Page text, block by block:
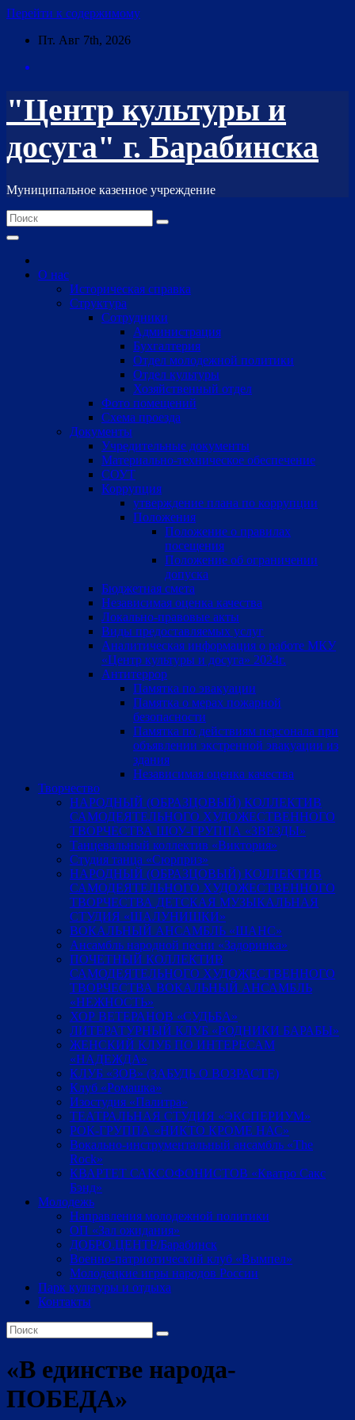
Перейти к содержимому
Пт. Авг 7th, 2026
"Центр культуры и
досуга" г. Барабинска
Муниципальное казенное учреждение
О нас
Историческая справка
Структура
Сотрудники
Администрация
Бухгалтерия
Отдел молодежной политики
Отдел культуры
Хозяйственный отдел
Фото помещений
Схема проезда
Документы
Учредительные документы
Материально-техническое обеспечение
СОУТ
Коррупция
утверждение плана по коррупции
Положения
Положение о правилах
посещения
Положение об ограничении
допуска
Бюджетная смета
Независимая оценка качества
Локально-правовые акты
Виды предоставляемых услуг
Аналитическая информация о работе МКУ
«Центр культуры и досуга» 2024г.
Антитеррор
Памятка по эвакуации
Памятка о мерах пожарной
безопасности
Памятка по действиям персонала при
объявлении экстренной эвакуации из
здания
Независимая оценка качества
Творчество
НАРОДНЫЙ (ОБРАЗЦОВЫЙ) КОЛЛЕКТИВ
САМОДЕЯТЕЛЬНОГО ХУДОЖЕСТВЕННОГО
ТВОРЧЕСТВА ШОУ-ГРУППА «ЗВЕЗДЫ»
Танцевальный коллектив «Виктория»
Студия танца «Сюрприз»
НАРОДНЫЙ (ОБРАЗЦОВЫЙ) КОЛЛЕКТИВ
САМОДЕЯТЕЛЬНОГО ХУДОЖЕСТВЕННОГО
ТВОРЧЕСТВА ДЕТСКАЯ МУЗЫКАЛЬНАЯ
СТУДИЯ «ШАЛУНИШКИ»
ВОКАЛЬНЫЙ АНСАМБЛЬ «ШАНС»
Ансамбль народной песни «Задоринка»
ПОЧЕТНЫЙ КОЛЛЕКТИВ
САМОДЕЯТЕЛЬНОГО ХУДОЖЕСТВЕННОГО
ТВОРЧЕСТВА ВОКАЛЬНЫЙ АНСАМБЛЬ
«НЕЖНОСТЬ»
ХОР ВЕТЕРАНОВ «СУДЬБА»
ЛИТЕРАТУРНЫЙ КЛУБ «РОДНИКИ БАРАБЫ»
ЖЕНСКИЙ КЛУБ ПО ИНТЕРЕСАМ
«НАДЕЖДА»
КЛУБ «ЗОВ» (ЗАБУДЬ О ВОЗРАСТЕ)
Клуб «Ромашка»
Изостудия «Палитра»
ТЕАТРАЛЬНАЯ СТУДИЯ «ЭКСПЕРИУМ»
РОК-ГРУППА «НИКТО КРОМЕ НАС»
Вокально-инструментальный ансамбль «The
Rock»
КВАРТЕТ САКСОФОНИСТОВ «Кватро Сакс
Бэнд»
Молодежь
Направления молодежной политики
ОП «Зал ожидания»
ДОБРО.ЦЕНТР/Барабинск
Военно-патриотический клуб «Вымпел»
Молодецкие игры народов России
Парк культуры и отдыха
Контакты
«В единстве народа-
ПОБЕДА»